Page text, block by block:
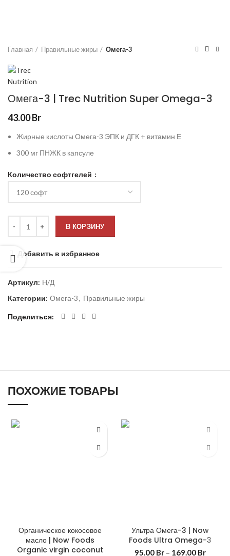
Главная Правильные жиры Омега-3
Омега-3 | Trec Nutrition Super Omega-3
43.00Br
Жирные кислоты Омега-3 ЭПК и ДГК + витамин Е
300 мг ПНЖК в капсуле
Количество софтгелей
В КОРЗИНУ
Добавить в избранное
Артикул: Н/Д
Категории: Омега-3, Правильные жиры
Поделиться
ПОХОЖИЕ ТОВАРЫ
Органическое кокосовое
масло | Now Foods
Organic virgin coconut
Ультра Омега-3 | Now
Foods Ultra Omega-3
95.00 Br– 169.00 Br